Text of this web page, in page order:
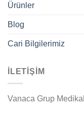
Ürünler
Blog
Cari Bilgilerimiz
İLETİŞİM
Vanaca Grup